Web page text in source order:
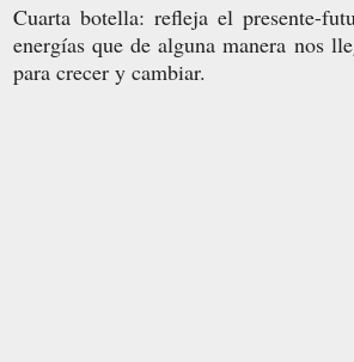
Cuarta botella: refleja el presente-
energías que de alguna manera nos
para crecer y cambiar.